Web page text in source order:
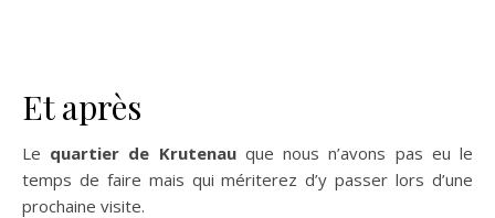
Et après
Le quartier de Krutenau que nous n’avons pas eu le
temps de faire mais qui mériterez d’y passer lors d’une
prochaine visite.